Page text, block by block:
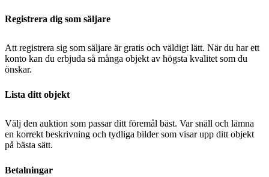
Registrera dig som säljare
Att registrera sig som säljare är gratis och väldigt lätt. När du har ett
konto kan du erbjuda så många objekt av högsta kvalitet som du
önskar.
Lista ditt objekt
Välj den auktion som passar ditt föremål bäst. Var snäll och lämna
en korrekt beskrivning och tydliga bilder som visar upp ditt objekt
på bästa sätt.
Betalningar